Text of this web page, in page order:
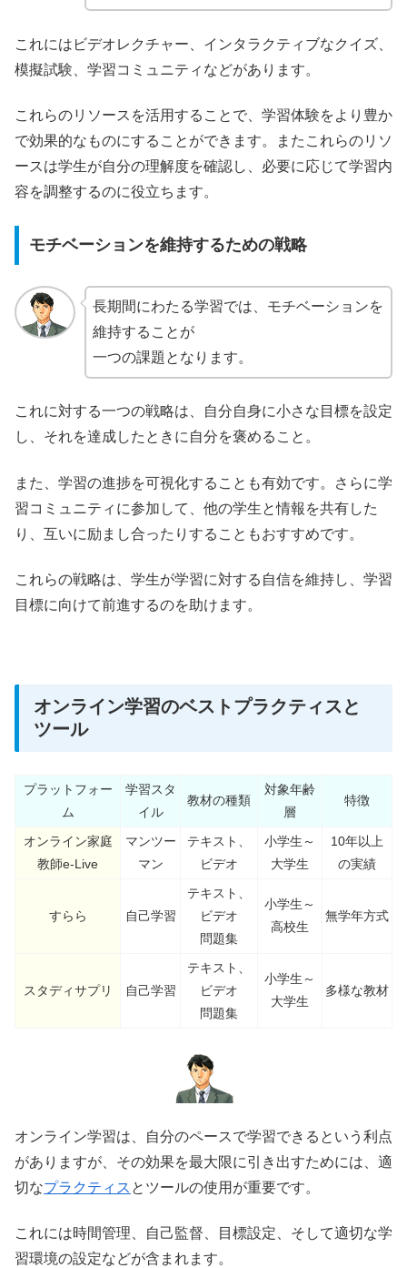
これにはビデオレクチャー、インタラクティブなクイズ、
模擬試験、学習コミュニティなどがあります。
これらのリソースを活用することで、学習体験をより豊か
で効果的なものにすることができます。またこれらのリソ
ースは学生が自分の理解度を確認し、必要に応じて学習内
容を調整するのに役立ちます。
モチベーションを維持するための戦略
長期間にわたる学習では、モチベーションを
維持することが
一つの課題となります。
これに対する一つの戦略は、自分自身に小さな目標を設定
し、それを達成したときに自分を褒めること。
また、学習の進捗を可視化することも有効です。さらに学
習コミュニティに参加して、他の学生と情報を共有した
り、互いに励まし合ったりすることもおすすめです。
これらの戦略は、学生が学習に対する自信を維持し、学習
目標に向けて前進するのを助けます。
オンライン学習のベストプラクティスと
ツール
プラットフォー
ム
学習スタ
イル
教材の種類
対象年齢
層
特徴
オンライン家庭
教師e-Live
マンツー
マン
テキスト、
ビデオ
小学生～
大学生
10年以上
の実績
すらら 自己学習
テキスト、
ビデオ
問題集
小学生～
高校生
無学年方式
スタディサプリ 自己学習
テキスト、
ビデオ
問題集
小学生～
大学生
多様な教材
オンライン学習は、自分のペースで学習できるという利点
がありますが、その効果を最大限に引き出すためには、適
切なプラクティス とツールの使用が重要です。
これには時間管理、自己監督、目標設定、そして適切な学
習環境の設定などが含まれます。